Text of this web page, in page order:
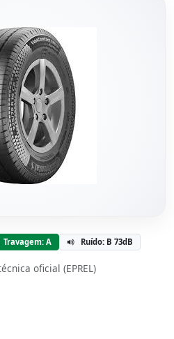
Travagem: A Ruído: B 73dB
oficial (EPREL)